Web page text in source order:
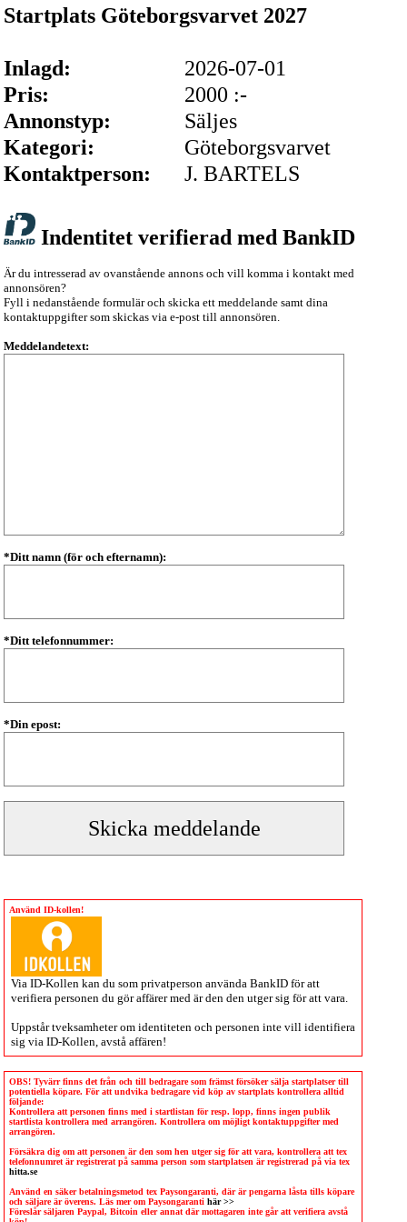
Startplats Göteborgsvarvet 2027
Inlagd:
2026-07-01
Pris:
2000 :-
Annonstyp:
Säljes
Kategori:
Göteborgsvarvet
Kontaktperson:
J. BARTELS
Indentitet verifierad med BankID
Är du intresserad av ovanstående annons och vill komma i kontakt med
annonsören?
Fyll i nedanstående formulär och skicka ett meddelande samt dina
kontaktuppgifter som skickas via e-post till annonsören.
Meddelandetext:
*Ditt namn (för och efternamn):
*Ditt telefonnummer:
*Din epost:
Använd ID-kollen!
Via ID-Kollen kan du som privatperson använda BankID för att
verifiera personen du gör affärer med är den den utger sig för att vara.
Uppstår tveksamheter om identiteten och personen inte vill identifiera
sig via ID-Kollen , avstå affären!
OBS! Tyvärr finns det från och till bedragare som främst försöker sälja startplatser till
potentiella köpare. För att undvika bedragare vid köp av startplats kontrollera alltid
följande:
Kontrollera att personen finns med i startlistan för resp. lopp, finns ingen publik
startlista kontrollera med arrangören. Kontrollera om möjligt kontaktuppgifter med
arrangören.
Försäkra dig om att personen är den som hen utger sig för att vara, kontrollera att tex
telefonnumret är registrerat på samma person som startplatsen är registrerad på via tex
hitta.se
Använd en säker betalningsmetod tex Paysongaranti, där är pengarna låsta tills köpare
och säljare är överens. Läs mer om Paysongaranti här >>
Föreslår säljaren Paypal, Bitcoin eller annat där mottagaren inte går att verifiera avstå